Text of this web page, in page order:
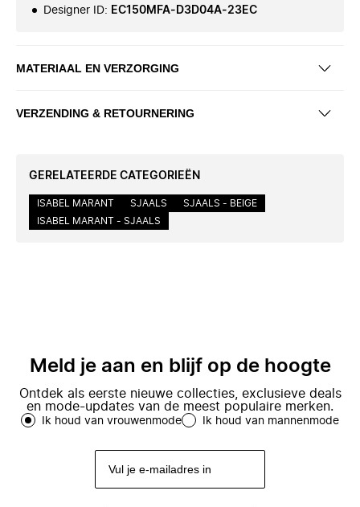
Designer ID: EC150MFA-D3D04A-23EC
MATERIAAL EN VERZORGING
VERZENDING & RETOURNERING
GERELATEERDE CATEGORIEËN
ISABEL MARANT SJAALS
SJAALS - BEIGE
ISABEL MARANT - SJAALS
Meld je aan en blijf op de hoogte
Ontdek als eerste nieuwe collecties, exclusieve deals
en mode-updates van de meest populaire merken.
Ik houd van vrouwenmode Ik houd van mannenmode